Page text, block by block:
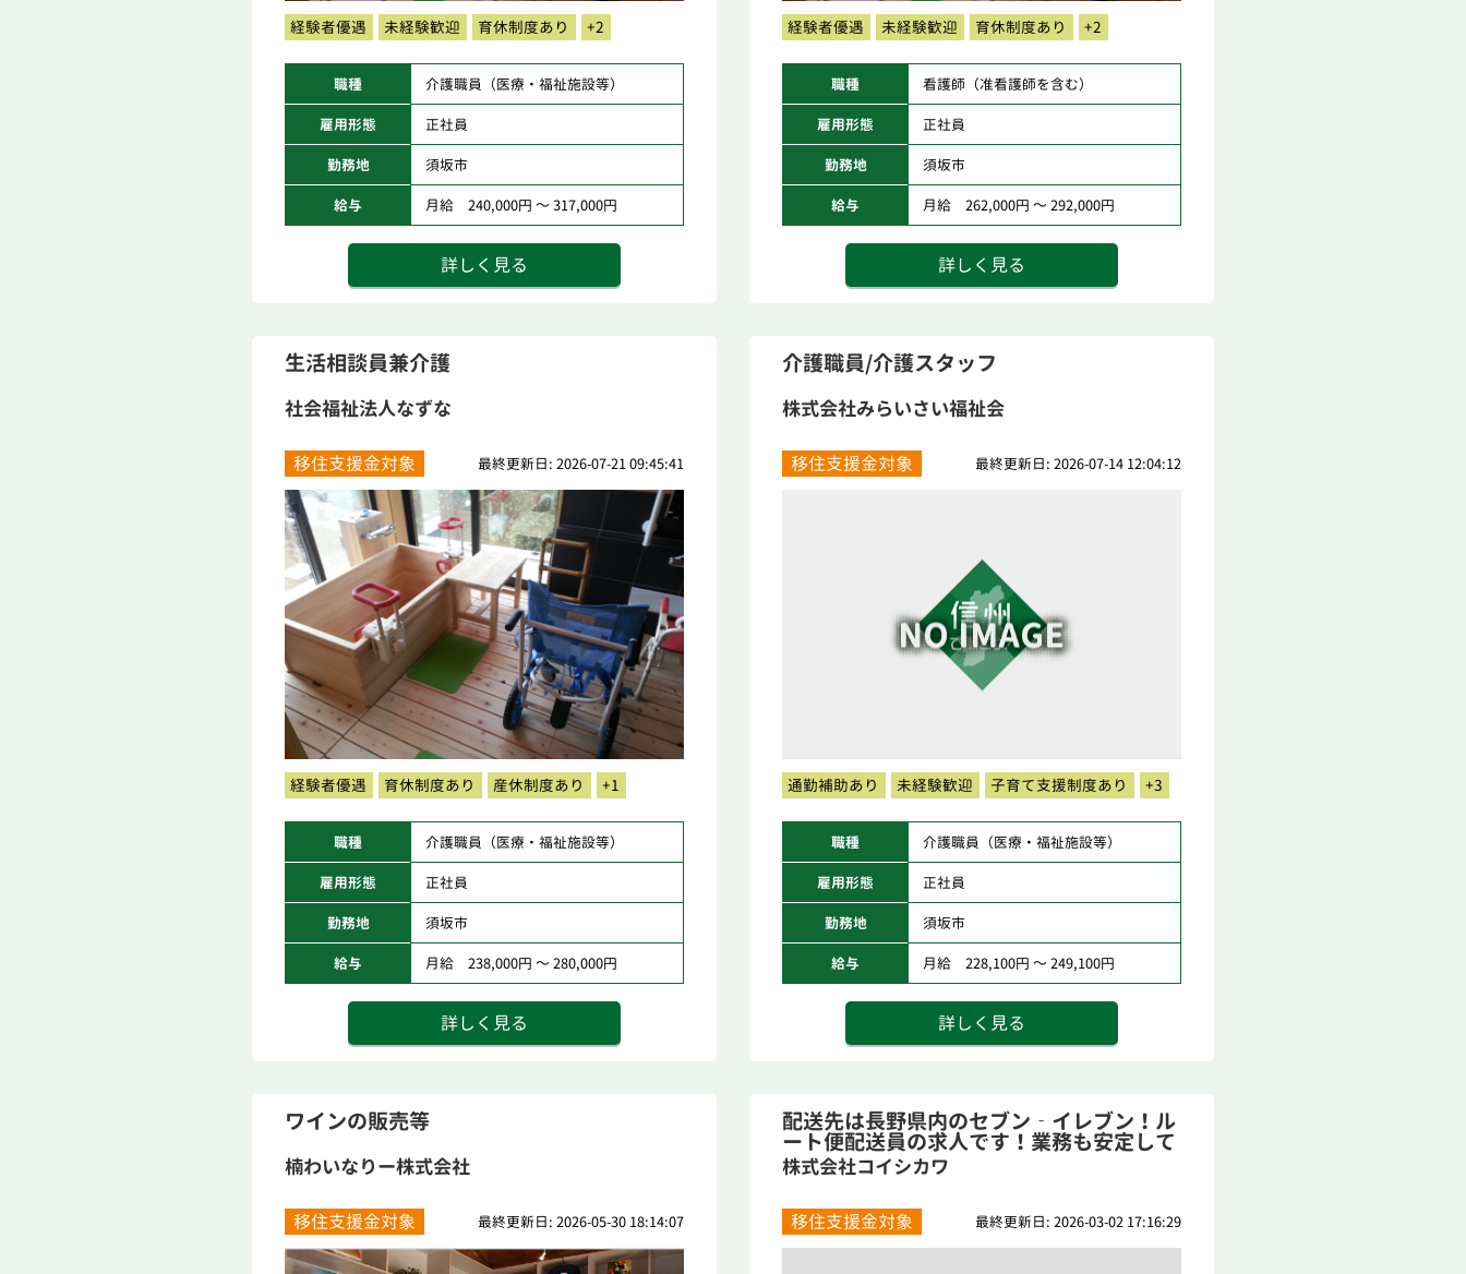
経験者優遇 未経験歓迎 育休制度あり +2
職種 介護職員（医療・福祉施設等）
雇用形態 正社員
勤務地 須坂市
給与 月給 240,000円 ～ 317,000円
詳しく見る
経験者優遇 未経験歓迎 育休制度あり +2
職種 看護師（准看護師を含む）
雇用形態 正社員
勤務地 須坂市
給与 月給 262,000円 ～ 292,000円
詳しく見る
生活相談員兼介護
社会福祉法人なずな
移住支援金対象 最終更新日: 2026-07-21 09:45:41
経験者優遇 育休制度あり 産休制度あり +1
職種 介護職員（医療・福祉施設等）
雇用形態 正社員
勤務地 須坂市
給与 月給 238,000円 ～ 280,000円
詳しく見る
介護職員/介護スタッフ
株式会社みらいさい福祉会
移住支援金対象 最終更新日: 2026-07-14 12:04:12
通勤補助あり 未経験歓迎 子育て支援制度あり +3
職種 介護職員（医療・福祉施設等）
雇用形態 正社員
勤務地 須坂市
給与 月給 228,100円 ～ 249,100円
詳しく見る
ワインの販売等
楠わいなりー株式会社
移住支援金対象 最終更新日: 2026-05-30 18:14:07
配送先は長野県内のセブン‐イレブン！ル
ート便配送員の求人です！業務も安定して
い...
株式会社コイシカワ
移住支援金対象 最終更新日: 2026-03-02 17:16:29